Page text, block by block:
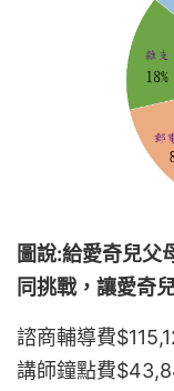
圖說:給愛奇兒父
同挑戰，讓愛奇
諮商輔導費
講師鐘點費